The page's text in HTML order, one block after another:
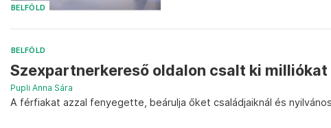
BELFÖLD
BELFÖLD
Szexpartnerkereső oldalon csalt ki
Pupli Anna Sára
A férfiakat azzal fenyegette, beárulja őket családjaiknál és